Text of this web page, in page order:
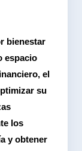
bienestar
espacio
el
su
los
y obtener